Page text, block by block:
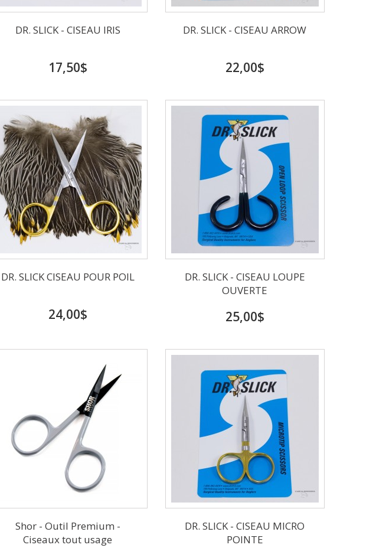
DR. SLICK - CISEAU IRIS
17,50$
DR. SLICK - CISEAU ARROW
22,00$
DR. SLICK CISEAU POUR POIL
24,00$
DR. SLICK - CISEAU LOUPE
OUVERTE
25,00$
Shor - Outil Premium -
Ciseaux tout usage
DR. SLICK - CISEAU MICRO
POINTE